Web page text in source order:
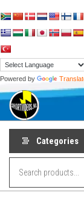
to
content
Powered by
ondernemers
Categories